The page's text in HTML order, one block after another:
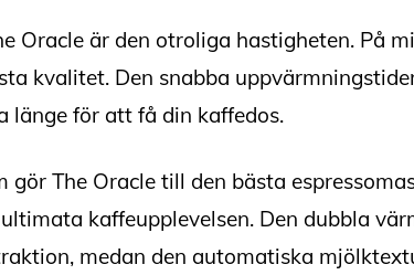
Oracle är den otroliga hastigheten. På
kvalitet. Den snabba
länge för att få din kaffedos.
The Oracle till den bästa
kaffeupplevelsen. Den dubbla
medan den automatiska